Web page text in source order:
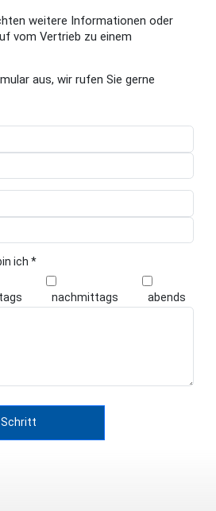
weitere Informationen oder
vom Vertrieb zu einem
aus, wir rufen Sie gerne
ich *
nachmittags abends